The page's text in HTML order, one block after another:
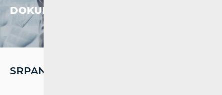
DOKUMENTI
SRPANJ '21